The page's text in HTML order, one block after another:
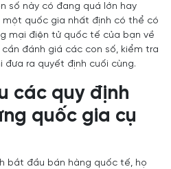
số này có đang quá lớn hay
một quốc gia nhất định có thể có
mại điện tử quốc tế của bạn về
đánh giá các con số, kiểm tra
ra quyết định cuối cùng.
các quy định
quốc gia cụ
bắt đầu bán hàng quốc tế, họ